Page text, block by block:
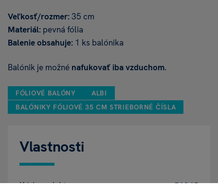
Veľkosť/rozmer: 35 cm
Materiál: pevná fólia
Balenie obsahuje: 1 ks balónika
Balónik je možné nafukovať iba vzduchom.
FÓLIOVÉ BALÓNY
ALBI
BALÓNIKY FÓLIOVÉ 35 CM STRIEBORNÉ ČÍSLA
Vlastnosti